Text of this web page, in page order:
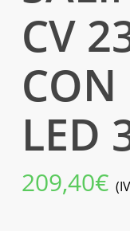
CV
CON
LED
209,40€